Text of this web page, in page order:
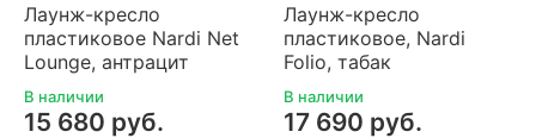
Лаунж-кресло
пластиковое Nardi Net
Lounge, антрацит
В наличии
15 680 руб.
Лаунж-кресло
пластиковое, Nardi
Folio, табак
В наличии
17 690 руб.